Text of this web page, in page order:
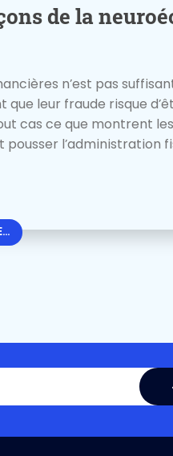
de la
n’est pas
que leur fraude risque
cas ce que montrent
l’administration